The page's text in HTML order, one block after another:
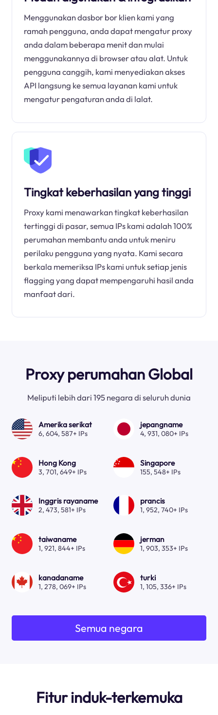
Menggunakan dasbor bor klien kami yang
ramah pengguna, anda dapat mengatur proxy
anda dalam beberapa menit dan mulai
menggunakannya di browser atau alat. Untuk
pengguna canggih, kami menyediakan akses
API langsung ke semua layanan kami untuk
mengatur pengaturan anda di lalat.
Tingkat keberhasilan yang tinggi
Proxy kami menawarkan tingkat keberhasilan
tertinggi di pasar, semua IPs kami adalah 100%
perumahan membantu anda untuk meniru
perilaku pengguna yang nyata. Kami secara
berkala memeriksa IPs kami untuk setiap jenis
flagging yang dapat mempengaruhi hasil anda
manfaat dari.
Proxy perumahan Global
Meliputi lebih dari 195 negara di seluruh dunia
Amerika serikat
6, 604, 587+ IPs
jepangname
4, 931, 080+ IPs
Hong Kong
3, 701, 649+ IPs
Singapore
155, 548+ IPs
Inggris rayaname
2, 473, 581+ IPs
prancis
1, 952, 740+ IPs
taiwaname
1, 921, 844+ IPs
jerman
1, 903, 353+ IPs
kanadaname
1, 278, 069+ IPs
turki
1, 105, 336+ IPs
Semua negara
Fitur induk-terkemuka